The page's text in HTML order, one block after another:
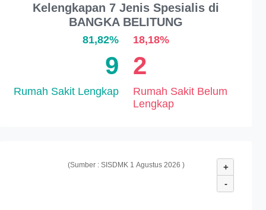
Kelengkapan 7 Jenis Spesialis di
BANGKA BELITUNG
81,82%
9
Rumah Sakit Lengkap
18,18%
2
Rumah Sakit Belum
Lengkap
(Sumber : SISDMK 1 Agustus 2026 )
+
-